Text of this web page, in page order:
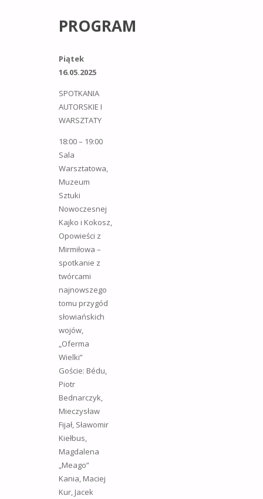
PROGRAM
Piątek
16.05.2025
SPOTKANIA
AUTORSKIE I
WARSZTATY
18:00 – 19:00
Sala
Warsztatowa,
Muzeum
Sztuki
Nowoczesnej
Kajko i Kokosz,
Opowieści z
Mirmiłowa –
spotkanie z
twórcami
najnowszego
tomu przygód
słowiańskich
wojów,
„Oferma
Wielki”
Goście: Bédu,
Piotr
Bednarczyk,
Mieczysław
Fijał, Sławomir
Kiełbus,
Magdalena
„Meago”
Kania, Maciej
Kur, Jacek